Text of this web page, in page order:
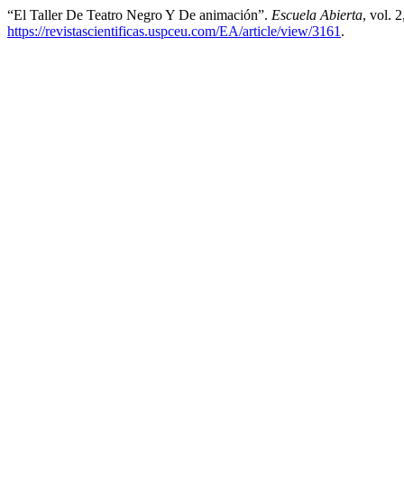
“El Taller De Teatro Negro Y De animación”. Escuela Abierta, vol.
https://revistascientificas.uspceu.com/EA/article/view/3161 .